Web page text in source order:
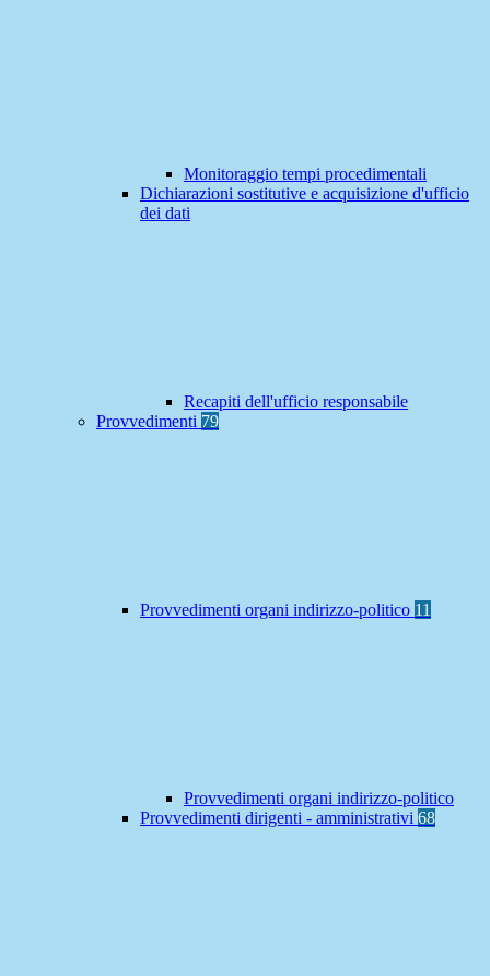
Monitoraggio tempi procedimentali
Dichiarazioni sostitutive e acquisizione d'ufficio
dei dati
Recapiti dell'ufficio responsabile
Provvedimenti 79
Provvedimenti organi indirizzo-politico 11
Provvedimenti organi indirizzo-politico
Provvedimenti dirigenti - amministrativi 68